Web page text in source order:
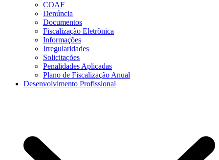
COAF
Denúncia
Documentos
Fiscalização Eletrônica
Informações
Irregularidades
Solicitações
Penalidades Aplicadas
Plano de Fiscalização Anual
Desenvolvimento Profissional